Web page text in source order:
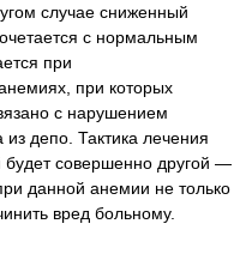
случае сниженный
с нормальным
при
при которых
с нарушением
депо. Тактика лечения
совершенно другой —
данной анемии не только
вред больному.